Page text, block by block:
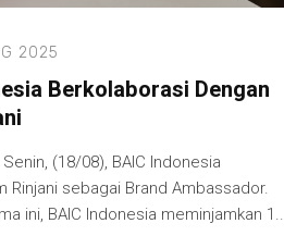
2025
Berkolaborasi Dengan
(18/08), BAIC Indonesia
Rinjani sebagai Brand Ambassador.
ini, BAIC Indonesia meminjamkan